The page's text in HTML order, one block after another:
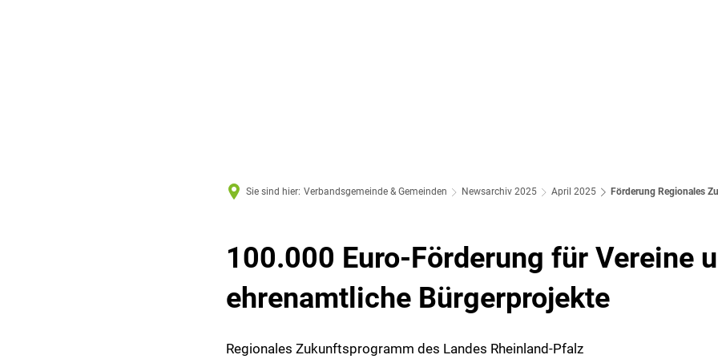
Sie sind hier: Verbandsgemeinde & Gemeinden Newsarchiv 2025 April 2025 Förderung Regionales
100.000 Euro-Förderung für Vereine
ehrenamtliche Bürgerprojekte
Regionales Zukunftsprogramm des Landes Rheinland-Pfalz